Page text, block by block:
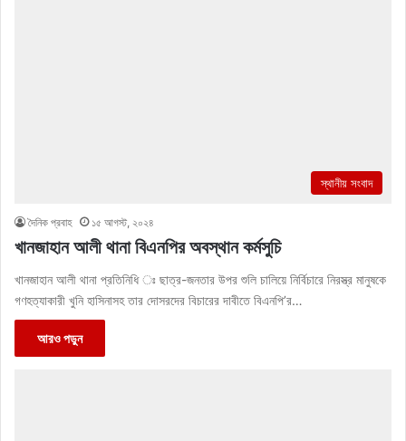
স্থানীয় সংবাদ
দৈনিক প্রবাহ ১৫ আগস্ট, ২০২৪
খানজাহান আলী থানা বিএনপির অবস্থান কর্মসুচি
খানজাহান আলী থানা প্রতিনিধি ঃ ছাত্র-জনতার উপর শুলি চালিয়ে নির্বিচারে নিরস্ত্র মানুষকে
গণহত্যাকারী খুনি হাসিনাসহ তার দোসরদের বিচারের দাবীতে বিএনপি’র…
আরও পড়ুন